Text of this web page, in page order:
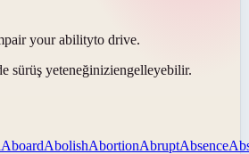
your abilityto drive.
sürüş yeteneğiniziengelleyebilir.
AboardAbolishAbortionAbruptAbsence